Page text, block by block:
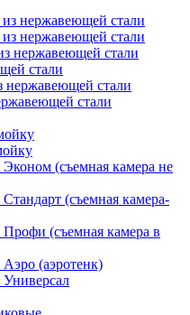
нержавеющей стали
нержавеющей стали
нержавеющей стали
стали
нержавеющей стали
стали
(съемная камера не
(съемная камера-
(съемная камера в
(аэротенк)